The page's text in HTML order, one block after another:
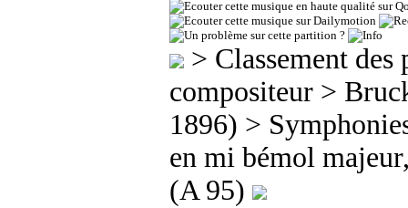
> Classement
compositeur >
1896) >
en mi bémol
(A 95)